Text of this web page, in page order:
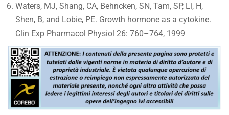
Waters, MJ, Shang, CA, Behncken, SN, Tam, SP, Li, H,
Shen, B, and Lobie, PE. Growth hormone as a cytokine.
Clin Exp Pharmacol Physiol 26: 760–764, 1999